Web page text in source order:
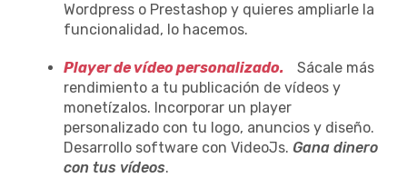
Wordpress o Prestashop y quieres ampliarle la
funcionalidad, lo hacemos.
Player de vídeo personalizado.
Sácale más
rendimiento a tu publicación de vídeos y
monetízalos. Incorporar un player
personalizado con tu logo, anuncios y diseño.
Desarrollo software con VideoJs. Gana dinero
con tus vídeos.